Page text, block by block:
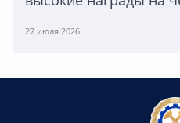
27 июля 2026